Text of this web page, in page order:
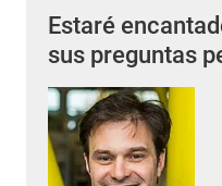
Estaré
sus preguntas